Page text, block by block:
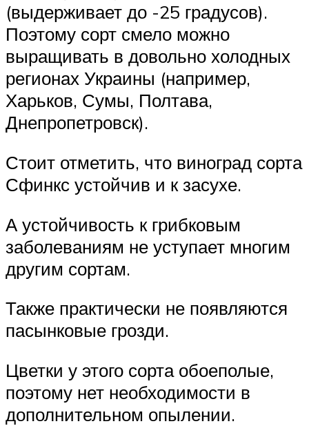
(выдерживает до -25 градусов).
Поэтому сорт смело можно
выращивать в довольно холодных
регионах Украины (например,
Харьков, Сумы, Полтава,
Днепропетровск).
Стоит отметить, что виноград сорта
Сфинкс устойчив и к засухе.
А устойчивость к грибковым
заболеваниям не уступает многим
другим сортам.
Также практически не появляются
пасынковые грозди.
Цветки у этого сорта обоеполые,
поэтому нет необходимости в
дополнительном опылении.